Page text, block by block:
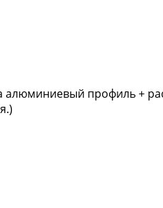
алюминиевый профиль +